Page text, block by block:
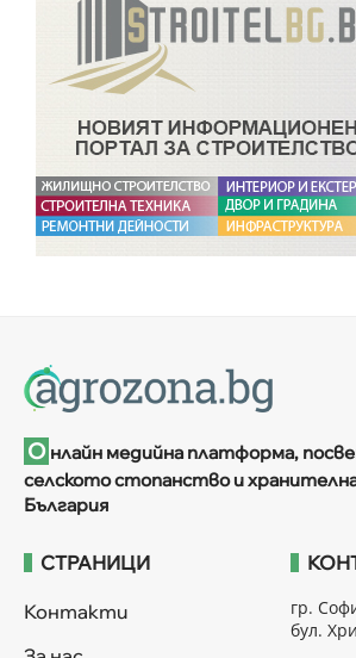
О нлайн медийна платформа,
селското стопанство и
България
СТРАНИЦИ
Контакти
гр.
бул.